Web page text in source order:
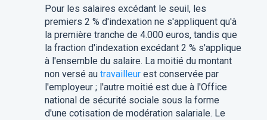
Pour les salaires excédant le seuil, les
premiers 2 % d'indexation ne s'appliquent qu'à
la première tranche de 4.000 euros, tandis que
la fraction d'indexation excédant 2 % s'applique
à l'ensemble du salaire. La moitié du montant
non versé au travailleurest conservée par
l'employeur ; l'autre moitié est due à l'Office
national de sécurité sociale sous la forme
d'une cotisation de modération salariale. Le